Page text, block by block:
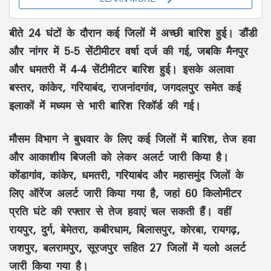
बीते 24 घंटों के दौरान कई जिलों में अच्छी बारिश हुई। डौंडी
और नांगर में 5-5 सेंटीमीटर वर्षा दर्ज की गई, जबकि मैनपुर
और धमतरी में 4-4 सेंटीमीटर बारिश हुई। इसके अलावा
बस्तर, कांकेर, गरियाबंद, राजनांदगांव, जगदलपुर समेत कई
इलाकों में मध्यम से भारी बारिश रिकॉर्ड की गई।
मौसम विभाग ने बुधवार के लिए कई जिलों में बारिश, तेज हवा
और आकाशीय बिजली को लेकर अलर्ट जारी किया है।
कोंडागांव, कांकेर, धमतरी, गरियाबंद और महासमुंद जिलों के
लिए ऑरेंज अलर्ट जारी किया गया है, जहां 60 किलोमीटर
प्रति घंटे की रफ्तार से तेज हवाएं चल सकती हैं। वहीं
रायपुर, दुर्ग, बेमेतरा, कबीरधाम, बिलासपुर, कोरबा, रायगढ़,
जशपुर, बलरामपुर, सूरजपुर सहित 27 जिलों में यलो अलर्ट
जारी किया गया है।